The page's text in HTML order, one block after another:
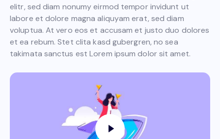
elitr, sed diam nonumy eirmod tempor invidunt ut
labore et dolore magna aliquyam erat, sed diam
voluptua. At vero eos et accusam et justo duo dolores
et ea rebum. Stet clita kasd gubergren, no sea
takimata sanctus est Lorem ipsum dolor sit amet.